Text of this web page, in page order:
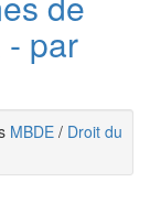
- par
MBDE / Droit du